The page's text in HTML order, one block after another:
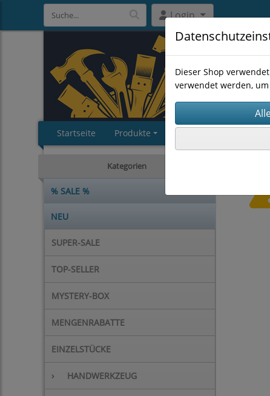
Login
Startseite Produkte
Kategorien
% SALE %
NEU
SUPER-SALE
TOP-SELLER
MYSTERY-BOX
MENGENRABATTE
EINZELSTÜCKE
› HANDWERKZEUG
Dieser Shop
verwendet werden,